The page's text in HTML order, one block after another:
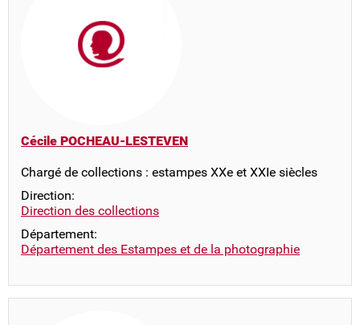
Cécile POCHEAU-LESTEVEN
Chargé de collections : estampes XXe et XXIe siècles
Direction:
Direction des collections
Département:
Département des Estampes et de la photographie